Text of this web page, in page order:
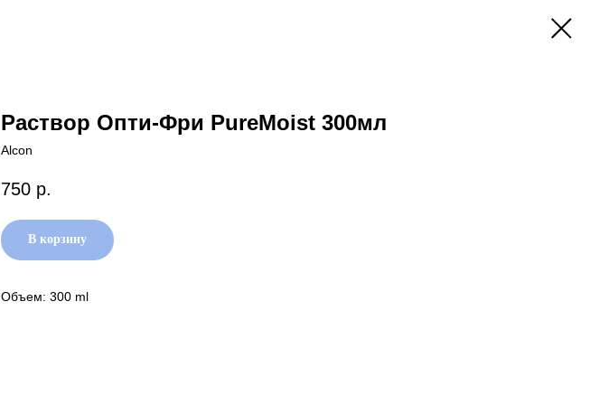
Раствор Опти-Фри PureMoist 300мл
Alcon
750 р.
В корзину
Объем: 300 ml